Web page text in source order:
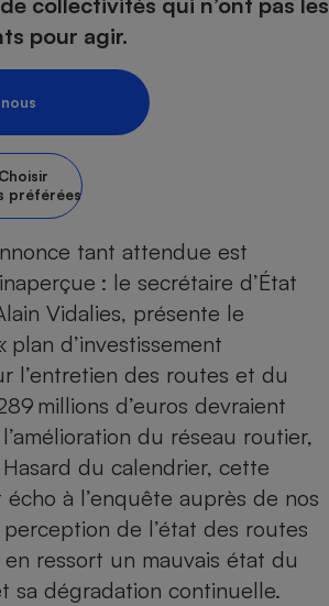
pour agir.
préférées
tant attendue est
: le secrétaire d’État
Vidalies, présente le
plan d’investissement
l’entretien des routes et du
millions d’euros devraient
du réseau routier,
du calendrier, cette
écho à l’enquête auprès de nos
de l’état des routes
en ressort un mauvais état du
sa dégradation continuelle.
Sécurité - Hygiène
Supermarché - Drive
Complément
alimentaire
Assurance
Banque - Crédit
Epargne - Fiscalité
Mutuelle
Assurance emprunteur
Circulation routière
Contrôle technique -
Pièce détachée
Moto
Comparateur auto
Comparatif
Comparatif aspirateur
Comparatif aspirateur
Comparatif cafetière
Comparatif robot cuiseur
Comparatif centrale
Gros électroménager
Petit électroménager -
Comparatif casque audio
Comparatif ultrabook
Comparatif tablette
Image et son
Informatique
Internet
Téléphonie
Comparatif tondeuse
Aménagement
Bricolage - Jardinage
Chauffage
Produit d'entretien
Sécurité domestique
Maladie - Médecine -
Système de santé -
Mutuelle
Maison de retraite
Retraite
emprunteur
interactives
- Testez le débit de votre
Internet